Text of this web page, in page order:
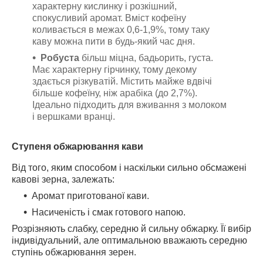
характерну кислинку і розкішний,
спокусливий аромат. Вміст кофеїну
коливається в межах 0,6-1,9%, тому таку
каву можна пити в будь-який час дня.
Робуста більш міцна, бадьорить, густа.
Має характерну гірчинку, тому декому
здається різкуватій. Містить майже вдвічі
більше кофеїну, ніж арабіка (до 2,7%).
Ідеально підходить для вживання з молоком
і вершками вранці.
Ступеня обжарювання кави
Від того, яким способом і наскільки сильно обсмажені
кавові зерна, залежать:
Аромат приготованої кави.
Насиченість і смак готового напою.
Розрізняють слабку, середню й сильну обжарку. Її вибір
індивідуальний, але оптимальною вважають середню
ступінь обжарювання зерен.